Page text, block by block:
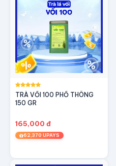
TRÀ VỐI 100 PHỔ THÔNG
150 GR
165,000 đ
62,370 UPAYS